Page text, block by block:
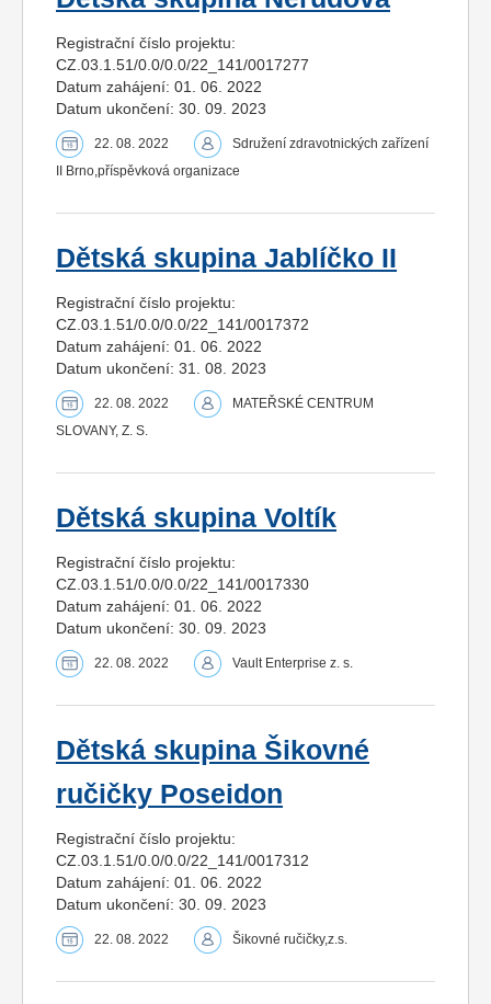
Registrační číslo projektu:
CZ.03.1.51/0.0/0.0/22_141/0017277
Datum zahájení: 01. 06. 2022
Datum ukončení: 30. 09. 2023
22. 08. 2022
Sdružení zdravotnických zařízení
II Brno,příspěvková organizace
Dětská skupina Jablíčko II
Registrační číslo projektu:
CZ.03.1.51/0.0/0.0/22_141/0017372
Datum zahájení: 01. 06. 2022
Datum ukončení: 31. 08. 2023
22. 08. 2022
MATEŘSKÉ CENTRUM
SLOVANY, Z. S.
Dětská skupina Voltík
Registrační číslo projektu:
CZ.03.1.51/0.0/0.0/22_141/0017330
Datum zahájení: 01. 06. 2022
Datum ukončení: 30. 09. 2023
22. 08. 2022 Vault Enterprise z. s.
Dětská skupina Šikovné
ručičky Poseidon
Registrační číslo projektu:
CZ.03.1.51/0.0/0.0/22_141/0017312
Datum zahájení: 01. 06. 2022
Datum ukončení: 30. 09. 2023
22. 08. 2022 Šikovné ručičky,z.s.